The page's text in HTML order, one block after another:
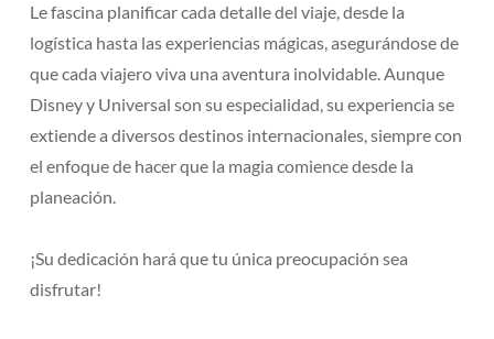
​Le fascina planificar cada detalle del viaje, desde la
logística hasta las experiencias mágicas, asegurándose de
que cada viajero viva una aventura inolvidable. Aunque
Disney y Universal son su especialidad, su experiencia se
extiende a diversos destinos internacionales, siempre con
el enfoque de hacer que la magia comience desde la
planeación.
¡Su dedicación hará que tu única preocupación sea
disfrutar!